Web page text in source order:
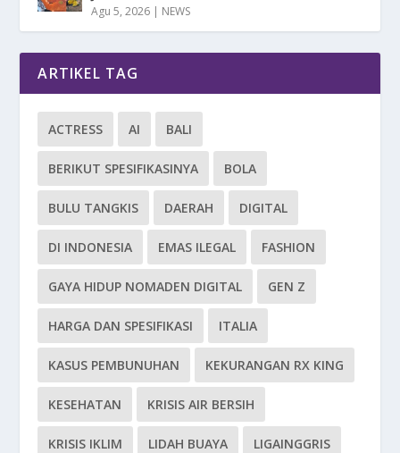
Agu 5, 2026 | NEWS
ARTIKEL TAG
ACTRESS AI BALI
BERIKUT SPESIFIKASINYA BOLA
BULU TANGKIS DAERAH DIGITAL
DI INDONESIA EMAS ILEGAL FASHION
GAYA HIDUP NOMADEN DIGITAL GEN Z
HARGA DAN SPESIFIKASI ITALIA
KASUS PEMBUNUHAN KEKURANGAN RX KING
KESEHATAN KRISIS AIR BERSIH
KRISIS IKLIM LIDAH BUAYA LIGAINGGRIS